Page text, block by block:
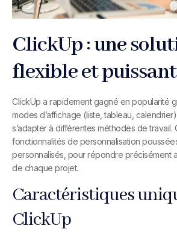
ClickUp : une
flexible et
ClickUp a rapidement gagné en popularité
modes d’affichage (liste, tableau,
s’adapter à différentes méthodes de
fonctionnalités de personnalisation
personnalisés, pour répondre précisément
de chaque projet.
Caractéristiques
ClickUp